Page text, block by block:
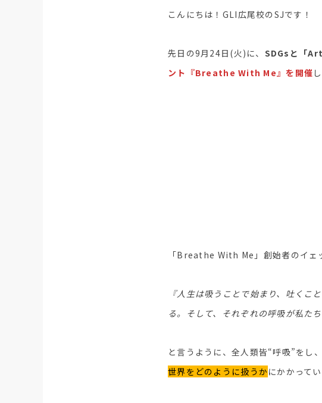
こんにちは！GLI広尾校のSJです！
先日の9月24日(火)に、 SDGsと「
ント『Breathe With Me』を開催
「Breathe With Me」創始者のイェ
『人生は吸うことで始まり、吐くこ
る。そして、それぞれの呼吸が私た
と言うように、全人類皆“呼吸”をし
世界をどのように扱うか にかかってい